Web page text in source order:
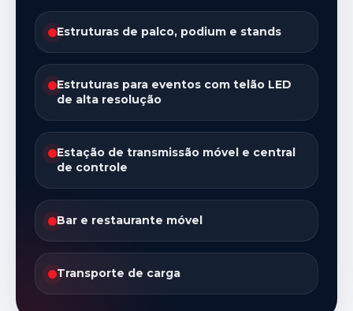
Estruturas de palco, podium e stands
Estruturas para eventos com telão LED
de alta resolução
Estação de transmissão móvel e central
de controle
Bar e restaurante móvel
Transporte de carga